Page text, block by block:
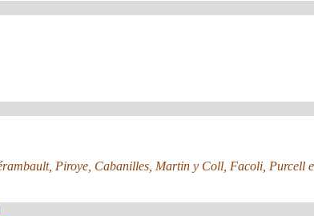
Piroye, Cabanilles, Martin y Coll, Facoli, Purcell